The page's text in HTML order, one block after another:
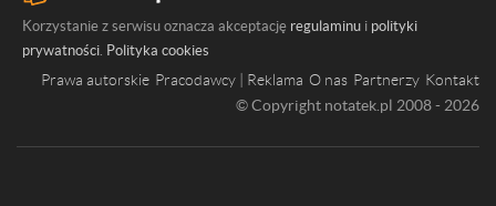
Korzystanie z serwisu oznacza akceptację regulaminu i polityki
prywatności. Polityka cookies
Prawa autorskie Pracodawcy | Reklama O nas Partnerzy Kontakt
© Copyright notatek.pl 2008 - 2026